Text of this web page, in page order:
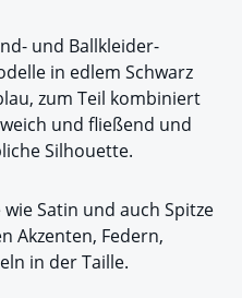
und Ballkleider-
in edlem Schwarz
zum Teil kombiniert
und fließend und
Silhouette.
Satin und auch Spitze
Akzenten, Federn,
in der Taille.